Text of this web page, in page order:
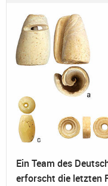
Ein Team des
erforscht die letzten